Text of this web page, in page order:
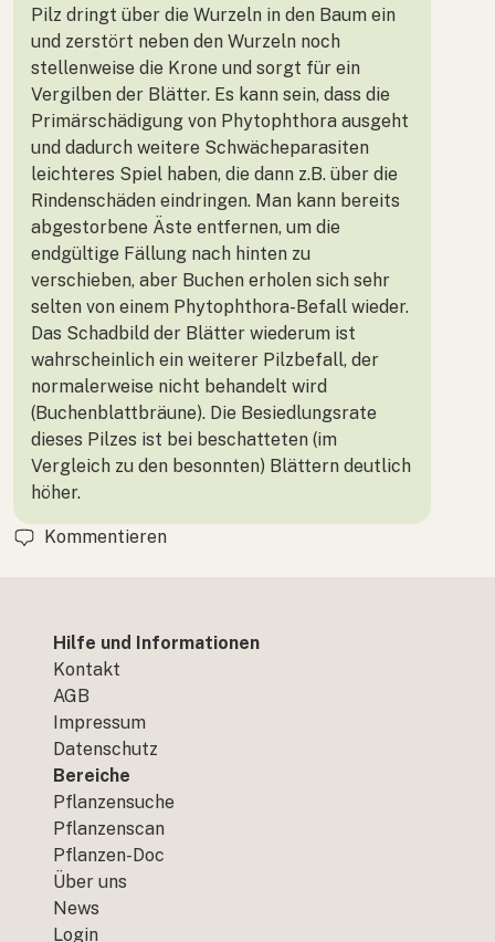
Pilz dringt über die Wurzeln in den Baum ein
und zerstört neben den Wurzeln noch
stellenweise die Krone und sorgt für ein
Vergilben der Blätter. Es kann sein, dass die
Primärschädigung von Phytophthora ausgeht
und dadurch weitere Schwächeparasiten
leichteres Spiel haben, die dann z.B. über die
Rindenschäden eindringen. Man kann bereits
abgestorbene Äste entfernen, um die
endgültige Fällung nach hinten zu
verschieben, aber Buchen erholen sich sehr
selten von einem Phytophthora-Befall wieder.
Das Schadbild der Blätter wiederum ist
wahrscheinlich ein weiterer Pilzbefall, der
normalerweise nicht behandelt wird
(Buchenblattbräune). Die Besiedlungsrate
dieses Pilzes ist bei beschatteten (im
Vergleich zu den besonnten) Blättern deutlich
höher.
Kommentieren
Hilfe und Informationen
Kontakt
AGB
Impressum
Datenschutz
Bereiche
Pflanzensuche
Pflanzenscan
Pflanzen-Doc
Über uns
News
Login